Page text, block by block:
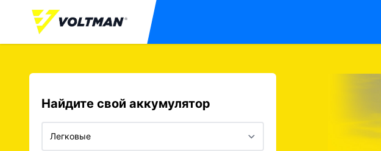
Найдите свой аккумулятор